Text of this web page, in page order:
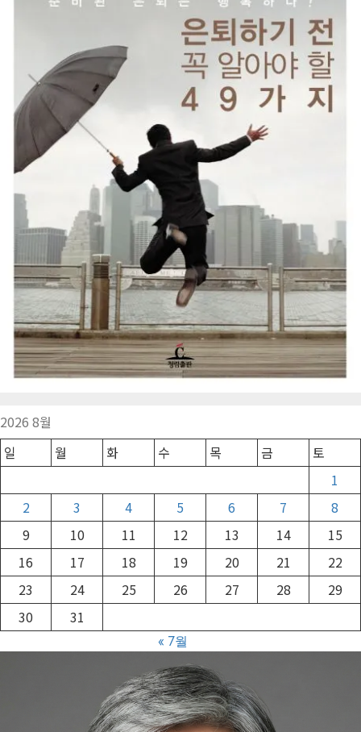
2026 8월
일
월 화 수 목 금
토
1
2
3 4 5 6 7
8
9
10 11 12 13 14
15
16
17 18 19 20 21
22
23
24 25 26 27 28
29
30
31
« 7월